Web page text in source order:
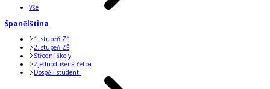
Vše
Španělština
1. stupeň ZŠ
2. stupeň ZŠ
Střední školy
Zjednodušená četba
Dospělí studenti